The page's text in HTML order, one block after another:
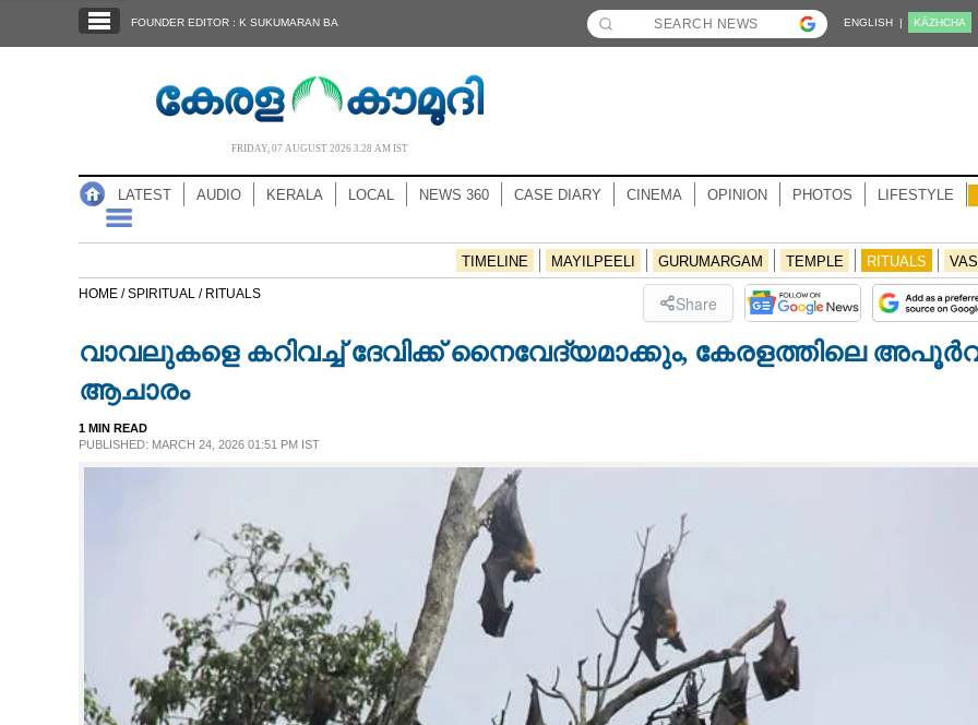
NOTIFIED NEWS
NEWS 360
CASE DIARY
LIFESTYLE
FOUNDER EDITOR : K SUKUMARAN BA ENGLISH | KĀZHCHA
FRIDAY, 07 AUGUST 2026 3.28 AM IST
LATEST AUDIO KERALA LOCAL NEWS 360 CASE DIARY CINEMA OPINION PHOTOS LIFESTYLE
TIMELINE MAYILPEELI GURUMARGAM TEMPLE RITUALS
HOME /SPIRITUAL / RITUALS Share
വാവലുകളെ കറിവച്ച് ദേവിക്ക് നൈവേദ്യമാക്കും, കേരളത്തിലെ
ആചാരം
1 MIN READ
PUBLISHED: MARCH 24, 2026 01:51 PM IST